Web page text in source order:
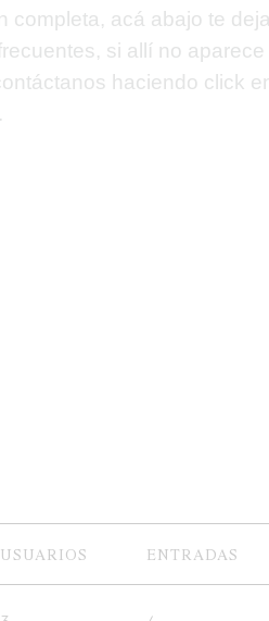
completa, acá abajo te
si allí no
haciendo click
USUARIOS ENTRADAS